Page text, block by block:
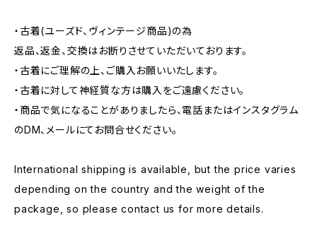
・古着(ユーズド、ヴィンテージ商品)の為
返品、返金、交換はお断りさせていただいております。
・古着にご理解の上、ご購入お願いいたします。
・古着に対して神経質な方は購入をご遠慮ください。
・商品で気になることがありましたら、電話またはインスタグラム
のDM、メールにてお問合せください。
International shipping is available, but the price varies
depending on the country and the weight of the
package, so please contact us for more details.